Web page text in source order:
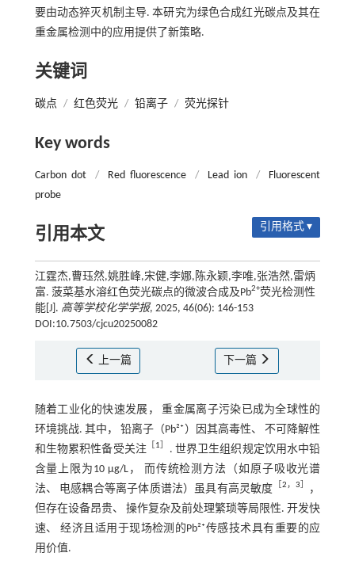
要由动态猝灭机制主导. 本研究为绿色合成红光碳点及其在
重金属检测中的应用提供了新策略.
关键词
碳点 / 红色荧光 / 铅离子 / 荧光探针
Key words
Carbon dot / Red fluorescence / Lead ion /
Fluorescent
probe
引用本文 引用格式 ▾
江霆杰,曹珏然,姚胜峰,宋健,李娜,陈永颖,李唯,张浩然,雷炳
富. 菠菜基水溶红色荧光碳点的微波合成及Pb2+荧光检测性
能[J]. 高等学校化学学报, 2025, 46(06): 146-153
DOI:10.7503/cjcu20250082
上一篇 下一篇
随着工业化的快速发展， 重金属离子污染已成为全球性的
环境挑战. 其中， 铅离子（Pb²⁺）因其高毒性、 不可降解性
和生物累积性备受关注 ［1］
. 世界卫生组织规定饮用水中铅
含量上限为10 μg/L， 而传统检测方法（如原子吸收光谱
法、 电感耦合等离子体质谱法）虽具有高灵敏度 ［2，3］
，
但存在设备昂贵、 操作复杂及前处理繁琐等局限性. 开发快
速、 经济且适用于现场检测的Pb²⁺传感技术具有重要的应
用价值.